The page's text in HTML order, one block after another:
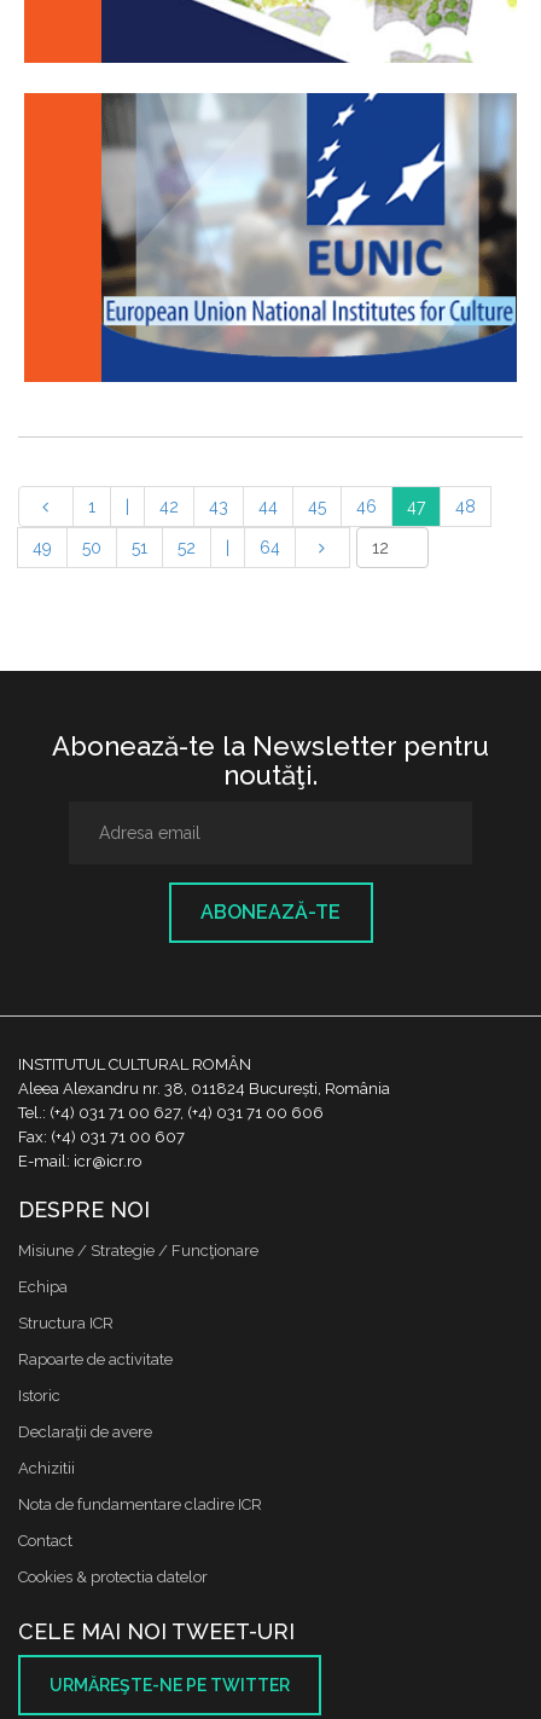
1 42 43 44 45 46 47 48
49 50 51 52 64
Abonează-te la Newsletter pentru
noutăţi.
ABONEAZĂ-TE
INSTITUTUL CULTURAL ROMÂN
Aleea Alexandru nr. 38, 011824 București, România
Tel.: (+4) 031 71 00 627, (+4) 031 71 00 606
Fax: (+4) 031 71 00 607
E-mail: icr@icr.ro
DESPRE NOI
Misiune / Strategie / Funcţionare
Echipa
Structura ICR
Rapoarte de activitate
Istoric
Declaraţii de avere
Achizitii
Nota de fundamentare cladire ICR
Contact
Cookies & protectia datelor
CELE MAI NOI TWEET-URI
URMĂREŞTE-NE PE TWITTER